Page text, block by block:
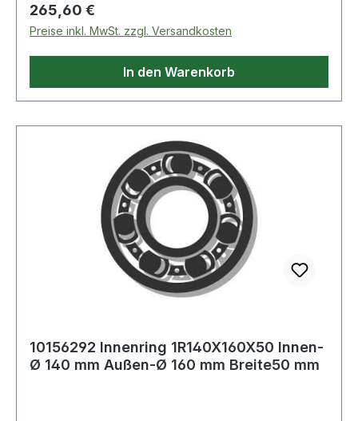
Regulärer Preis:
265,60 €
Preise inkl. MwSt. zzgl. Versandkosten
In den Warenkorb
10156292 Innenring 1R140X160X50 Innen-
Ø 140 mm Außen-Ø 160 mm Breite50 mm